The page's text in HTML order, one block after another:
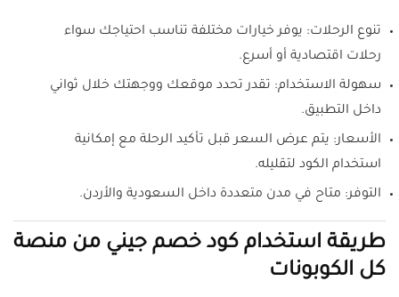
تنوع الرحلات: يوفر خيارات مختلفة تناسب احتياجك سواء
رحلات اقتصادية أو أسرع.
سهولة الاستخدام: تقدر تحدد موقعك ووجهتك خلال ثواني
داخل التطبيق.
الأسعار: يتم عرض السعر قبل تأكيد الرحلة مع إمكانية
استخدام الكود لتقليله.
التوفر: متاح في مدن متعددة داخل السعودية والأردن.
طريقة استخدام كود خصم جيني من منصة
كل الكوبونات